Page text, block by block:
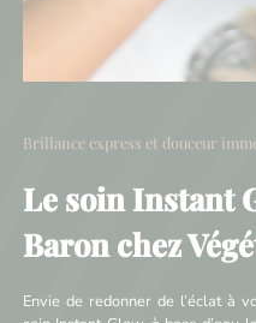
Brillance express et douceur
Le soin Instant
Baron chez
Envie de redonner de l’éclat à